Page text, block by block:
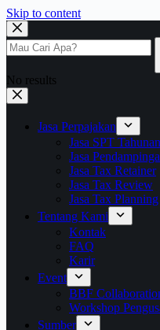
Skip to content
No results
Jasa Perpajakan
Jasa SPT Tahunan
Jasa
Jasa Tax Retainer
Jasa Tax Review
Jasa Tax Planning
Tentang Kami
Kontak
FAQ
Karir
Event
BBF
Workshop
Sumber